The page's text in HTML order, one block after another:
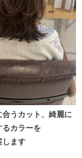
合うカット、綺麗に
るカラーを
します